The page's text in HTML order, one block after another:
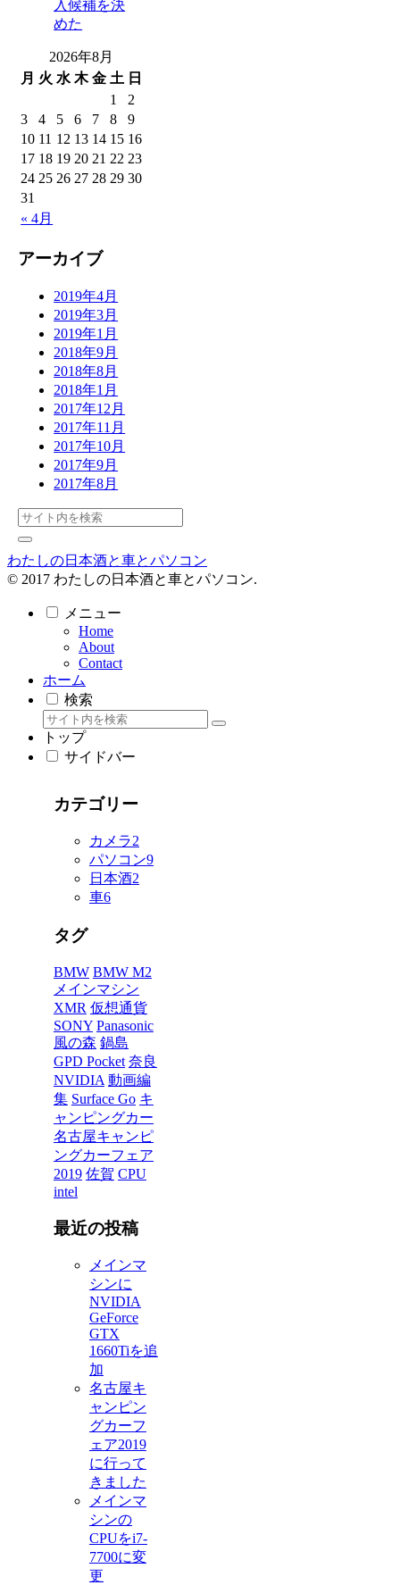
入候補を決
めた
2026年8月
月 火 水 木 金 土 日
« 4月
1
2
3
4 5 6 7 8
9
10 11 12 13 14 15 16
17 18 19 20 21 22 23
24 25 26 27 28 29 30
31
アーカイブ
2019年4月
2019年3月
2019年1月
2018年9月
2018年8月
2018年1月
2017年12月
2017年11月
2017年10月
2017年9月
2017年8月
わたしの日本酒と車とパソコン
© 2017 わたしの日本酒と車とパソコン.
メニュー
Home
About
Contact
ホーム
検索
トップ
サイドバー
カテゴリー
カメラ2
パソコン9
日本酒2
車6
タグ
BMW BMW M2
メインマシン
XMR 仮想通貨
SONY Panasonic
風の森 鍋島
GPD Pocket 奈良
NVIDIA 動画編
集 Surface Go キ
ャンピングカー
名古屋キャンピ
ングカーフェア
2019 佐賀 CPU
intel
最近の投稿
メインマ
シンに
NVIDIA
GeForce
GTX
1660Tiを追
加
名古屋キ
ャンピン
グカーフ
ェア2019
に行って
きました
メインマ
シンの
CPUをi7-
7700に変
更